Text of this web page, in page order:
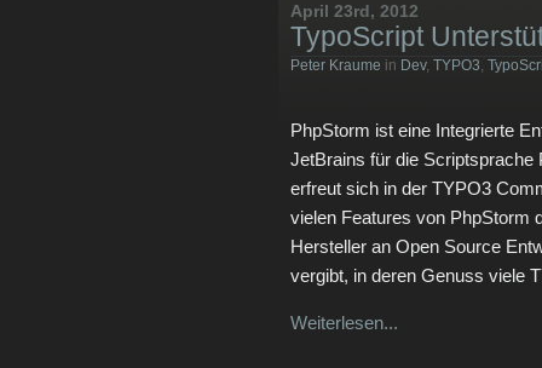
April 23rd, 2012
TypoScript
Peter Kraume in Dev, TYPO3,
PhpStorm ist eine Integrierte
JetBrains für die Scriptsprache
erfreut sich in der TYPO3
vielen Features von PhpStorm
Hersteller an Open Source
vergibt, in deren Genuss viele
Weiterlesen...